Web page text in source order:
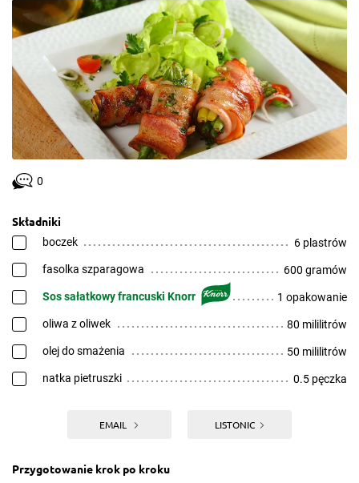
0
Składniki
boczek 6 plastrów
fasolka szparagowa 600 gramów
Sos sałatkowy francuski Knorr 1 opakowanie
oliwa z oliwek 80 mililitrów
olej do smażenia 50 mililitrów
natka pietruszki 0.5 pęczka
EMAIL LISTONIC
Przygotowanie krok po kroku